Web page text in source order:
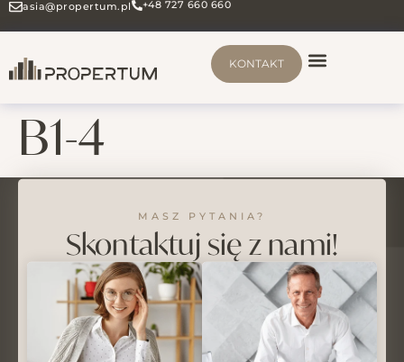
asia@propertum.pl +48 727 660 660
KONTAKT
B1-4
MASZ PYTANIA?
Skontaktuj się z nami!